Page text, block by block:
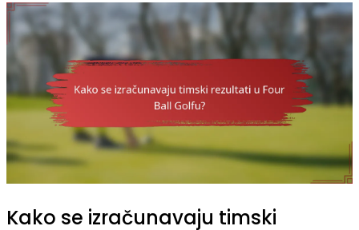
Kako se izračunavaju timski